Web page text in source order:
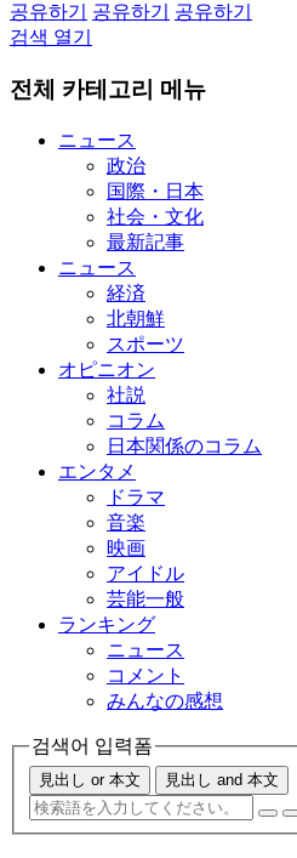
공유하기
공유하기
공유하기
검색 열기
전체 카테고리 메뉴
ニュース
政治
国際・日本
社会・文化
最新記事
ニュース
経済
北朝鮮
スポーツ
オピニオン
社説
コラム
日本関係のコラム
エンタメ
ドラマ
音楽
映画
アイドル
芸能一般
ランキング
ニュース
コメント
みんなの感想
검색어 입력폼
見出し or 本文 見出し and 本文